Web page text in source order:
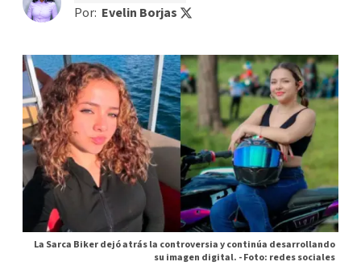
Por: Evelin Borjas
La Sarca Biker dejó atrás la controversia y continúa desarrollando
su imagen digital. -Foto: redes sociales